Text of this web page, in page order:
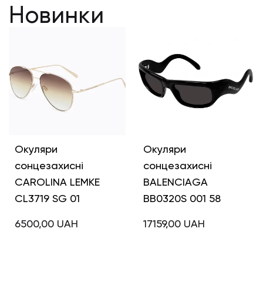
Новинки
Окуляри
сонцезахисні
CAROLINA LEMKE
CL3719 SG 01
6500,00 UAH
Окуляри
сонцезахисні
BALENCIAGA
BB0320S 001 58
17159,00 UAH